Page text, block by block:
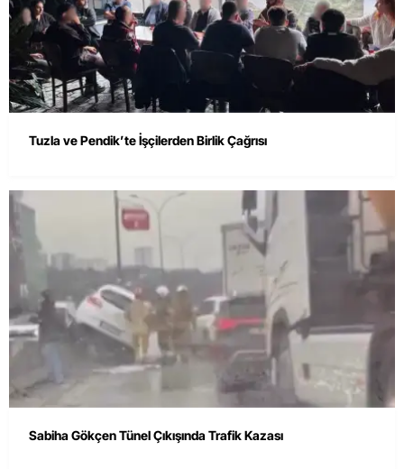
Tuzla ve Pendik’te İşçilerden Birlik Çağrısı
Sabiha Gökçen Tünel Çıkışında Trafik Kazası